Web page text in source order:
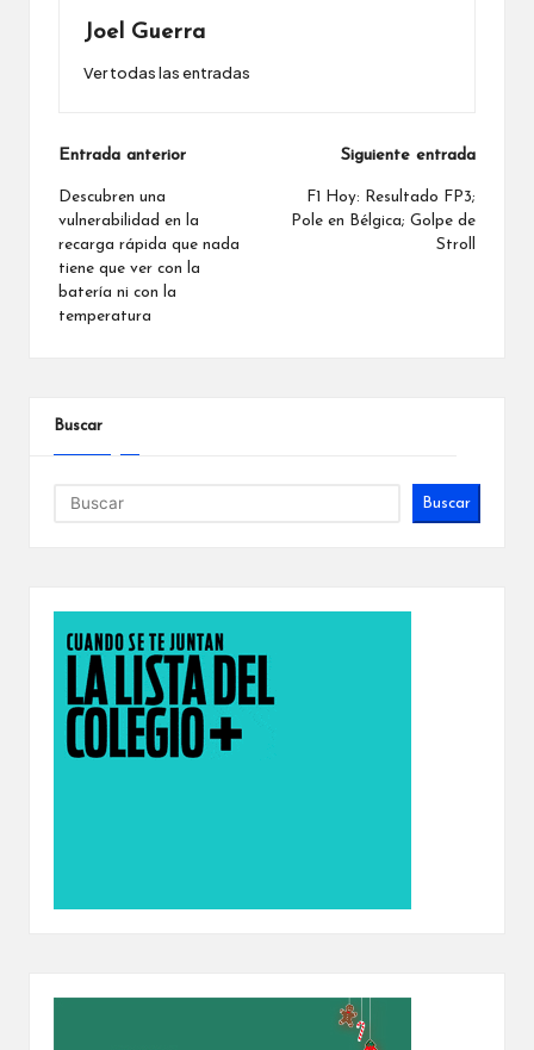
Joel Guerra
Ver todas las entradas
Navegación
de
entradas
Entrada anterior
Descubren una
vulnerabilidad en la
recarga rápida que nada
tiene que ver con la
batería ni con la
temperatura
Siguiente entrada
F1 Hoy: Resultado FP3;
Pole en Bélgica; Golpe de
Stroll
Buscar
Buscar